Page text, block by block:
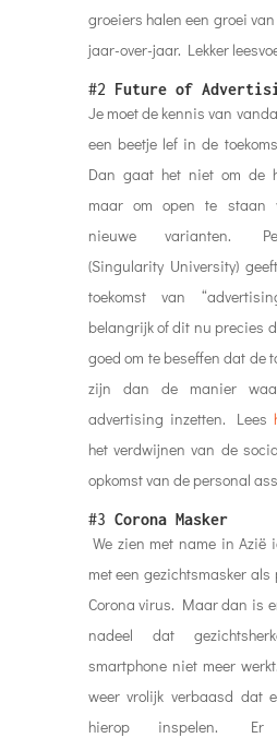
groeiers halen een groei
jaar-over-jaar. Lekker
#2 Future of
Je moet de kennis van
een beetje lef in de
Dan gaat het niet om de
maar om open te staan
nieuwe varianten.
(Singularity University)
toekomst van
belangrijk of dit nu precies
goed om te beseffen dat de
zijn dan de manier
advertising inzetten. Lees
het verdwijnen van de
opkomst van de personal
#3 Corona Masker
We zien met name in Azië
met een gezichtsmasker
Corona virus. Maar dan is
nadeel dat
smartphone niet meer
weer vrolijk verbaasd dat
hierop inspelen.